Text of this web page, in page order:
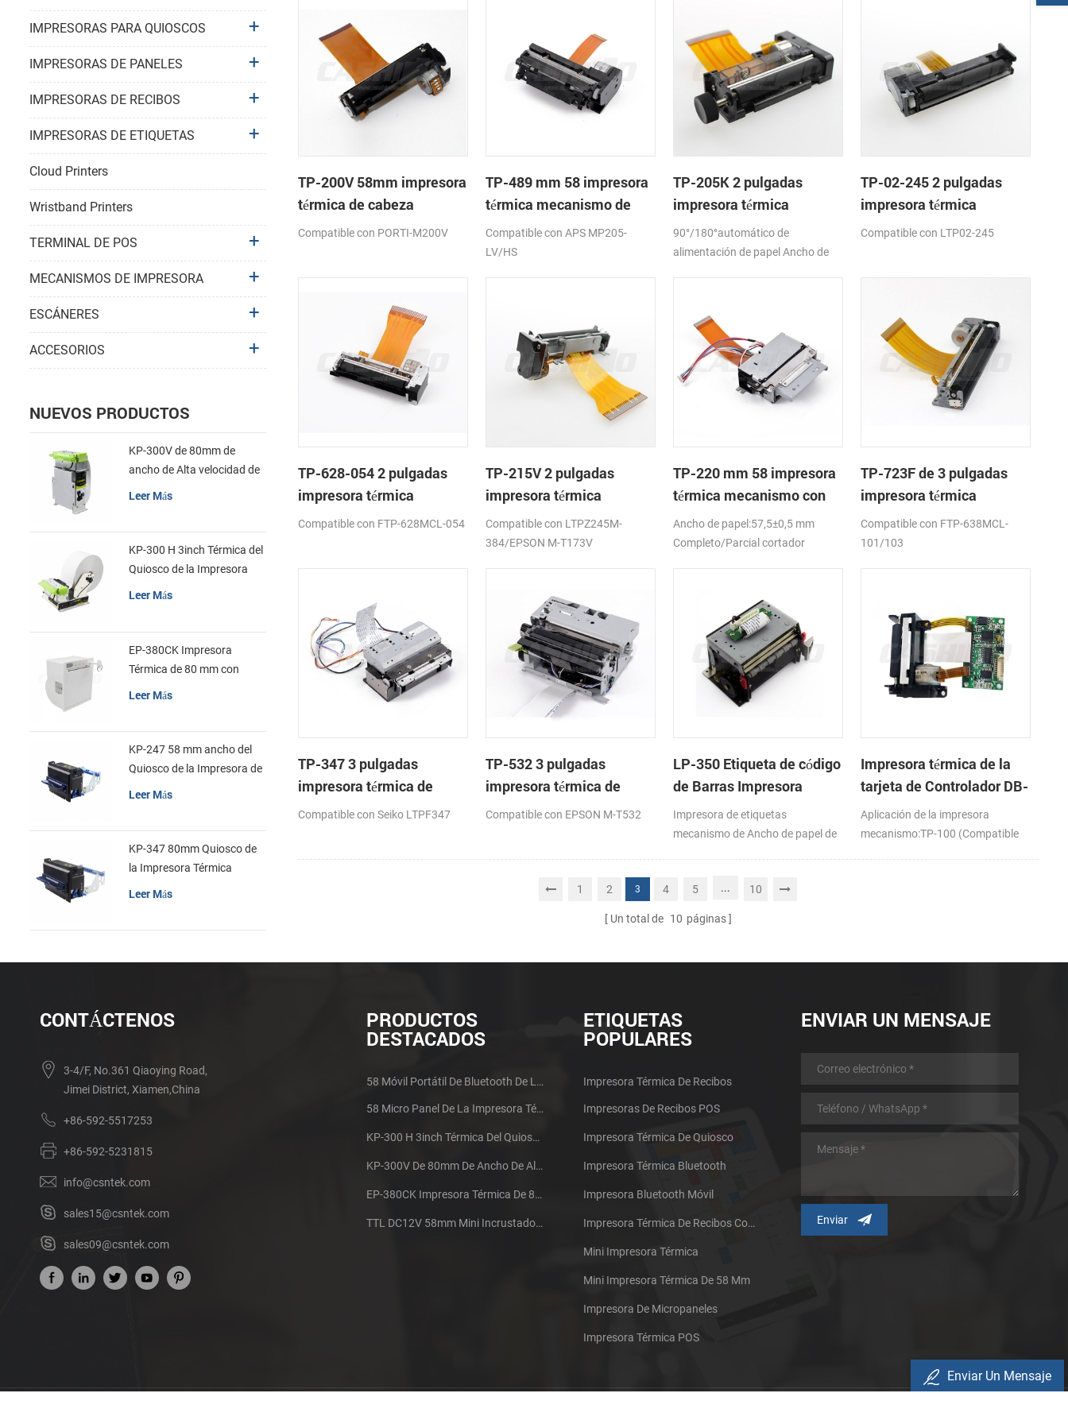
TP-200V 58mm impresora
térmica de cabeza
Compatible con PORTI-M200V
TP-489 mm 58 impresora
térmica mecanismo de
Compatible con APS MP205-
LV/HS
TP-205K 2 pulgadas
impresora térmica
mecanismo de
90°/180°automático de
alimentación de papel Ancho de
TP-02-245 2 pulgadas
impresora térmica
mecanismo de
Compatible con LTP02-245
TP-628-054 2 pulgadas
impresora térmica
mecanismo de
Compatible con FTP-628MCL-054
TP-215V 2 pulgadas
impresora térmica
mecanismo de
Compatible con LTPZ245M-
384/EPSON M-T173V
TP-220 mm 58 impresora
térmica mecanismo con
cortador automático
Ancho de papel:57,5±0,5 mm
Completo/Parcial cortador
TP-723F de 3 pulgadas
impresora térmica
mecanismo de
Compatible con FTP-638MCL-
101/103
TP-347 3 pulgadas
impresora térmica de
cabeza con cortador
Compatible con Seiko LTPF347
TP-532 3 pulgadas
impresora térmica de
cabeza con cortador
Compatible con EPSON M-T532
LP-350 Etiqueta de código
de Barras Impresora
Mecanismo de
Impresora de etiquetas
mecanismo de Ancho de papel de
Impresora térmica de la
tarjeta de Controlador DB-
100
Aplicación de la impresora
mecanismo:TP-100 (Compatible
1 2 3 4 5 ... 10
Un total de 10 páginas
IMPRESORAS PARA QUIOSCOS
IMPRESORAS DE PANELES
IMPRESORAS DE RECIBOS
IMPRESORAS DE ETIQUETAS
Cloud Printers
Wristband Printers
TERMINAL DE POS
MECANISMOS DE IMPRESORA
ESCÁNERES
ACCESORIOS
NUEVOS PRODUCTOS
KP-300V de 80mm de
ancho de Alta velocidad de
la Impresora Térmica del
Leer Más
KP-300 H 3inch Térmica del
Quiosco de la Impresora
Módulo de
Leer Más
EP-380CK Impresora
Térmica de 80 mm con
Leer Más
KP-247 58 mm ancho del
Quiosco de la Impresora de
Leer Más
KP-347 80mm Quiosco de
la Impresora Térmica
Leer Más
CONTÁCTENOS
3-4/F, No.361 Qiaoying Road,
Jimei District, Xiamen,China
+86-592-5517253
+86-592-5231815
info@csntek.com
sales15@csntek.com
sales09@csntek.com
PRODUCTOS
DESTACADOS
58 Móvil Portátil De Bluetooth De La Impresora Térmica De PTP-II
58 Micro Panel De La Impresora Térmica De Recibos CSN-A1
KP-300 H 3inch Térmica Del Quiosco De La Impresora Módulo De
KP-300V De 80mm De Ancho De Alta Velocidad De La Impresora Térmica Del Quiosco
EP-380CK Impresora Térmica De 80 Mm Con Bloqueo De La Tapa
TTL DC12V 58mm Mini Incrustado Taxi De La Impresora Térmica De Recibos
ETIQUETAS
POPULARES
Impresora Térmica De Recibos
Impresoras De Recibos POS
Impresora Térmica De Quiosco
Impresora Térmica Bluetooth
Impresora Bluetooth Móvil
Impresora Térmica De Recibos Con Micropanel.
Mini Impresora Térmica
Mini Impresora Térmica De 58 Mm
Impresora De Micropaneles
Impresora Térmica POS
ENVIAR UN MENSAJE
Enviar Un Mensaje